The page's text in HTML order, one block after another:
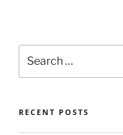
for:
RECENT POSTS